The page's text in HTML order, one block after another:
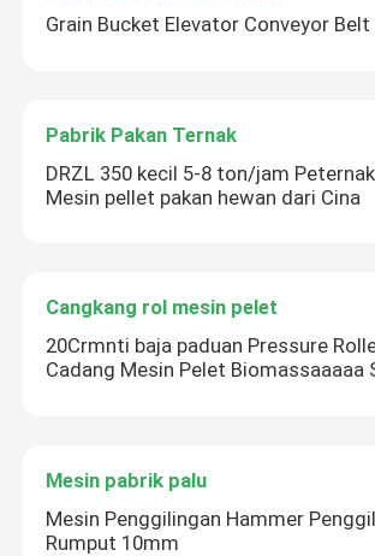
Grain Bucket Elevator Conveyor
Pabrik Pakan Ternak
DRZL 350 kecil 5-8 ton/jam
Mesin pellet pakan hewan dari Cina
Cangkang rol mesin pelet
20Crmnti baja paduan Pressure
Cadang Mesin Pelet Biomassaaaaa
Mesin pabrik palu
Mesin Penggilingan Hammer
Rumput 10mm